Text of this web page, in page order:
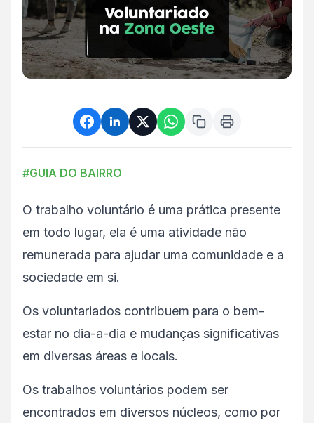
#GUIA DO BAIRRO
O trabalho voluntário é uma prática presente
em todo lugar, ela é uma atividade não
remunerada para ajudar uma comunidade e a
sociedade em si.
Os voluntariados contribuem para o bem-
estar no dia-a-dia e mudanças significativas
em diversas áreas e locais.
Os trabalhos voluntários podem ser
encontrados em diversos núcleos, como por